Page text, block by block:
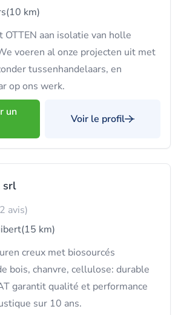
(10 km)
aan isolatie van holle
voeren al onze projecten uit met
tussenhandelaars, en
op ons werk.
un
Voir le profil
srl
avis)
(15 km)
creux met biosourcés
bois, chanvre, cellulose: durable
garantit qualité et performance
sur 10 ans.